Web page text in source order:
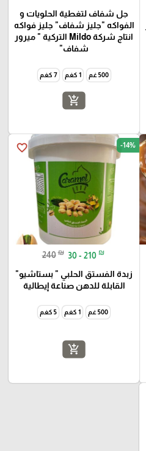
جل شفاف لتغطية الحلويات و
الفواكه "جليز شفاف" جليز فواكه
انتاج شركة Mildo التركية " ميرور
شفاف"
500 غم 1 كغم 7 كغم
add_shopping_cart
favorite_border -14%
240 ₪ 30 - 210 ₪
زبدة الفستق الحلبي " بستاشيو"
القابلة للدهن صناعة إيطالية
500 غم 1 كغم 5 كغم
add_shopping_cart